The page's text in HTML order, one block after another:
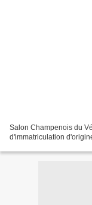
Salon Champenois du
d'immatriculation